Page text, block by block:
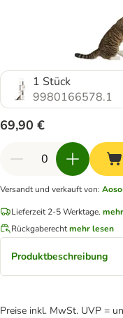
1 Stück
9980166578.1
69,90 €
Versandt und verkauft von:
Lieferzeit 2-5 Werktage.
Rückgaberechtmehr lesen
Produktbeschreibung
Preise inkl. MwSt. UVP =